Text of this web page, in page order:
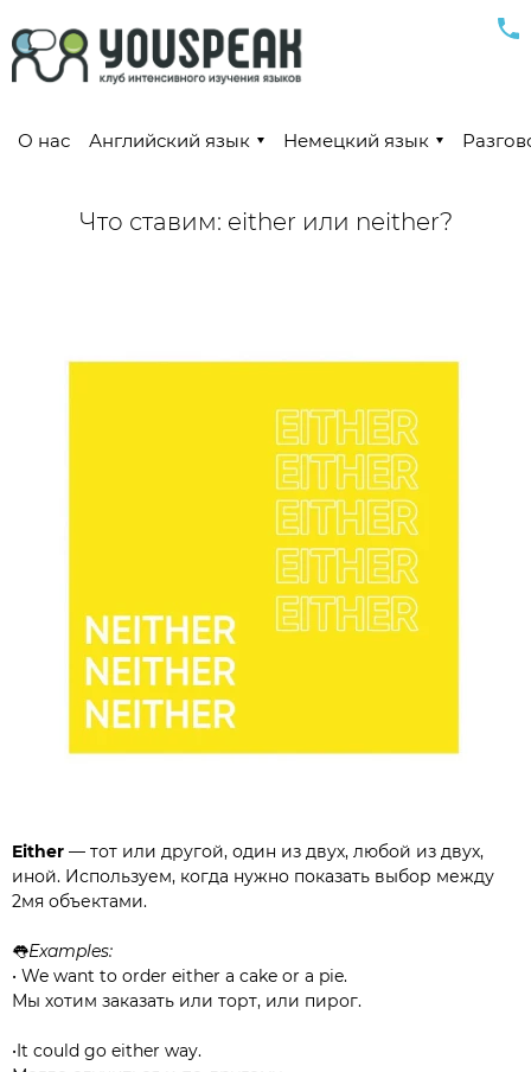
О нас Английский язык Немецкий язык
Что ставим: either или neither?
Either — тот или другой, один из двух, любой из двух,
иной. Используем, когда нужно показать выбор между
2мя объектами.⠀⠀⠀⠀⠀⠀⠀⠀⠀
👅Examples:
• We want to order either a cake or a pie.
Мы хотим заказать или торт, или пирог.⠀⠀⠀⠀⠀⠀⠀⠀⠀
•It could go either way.